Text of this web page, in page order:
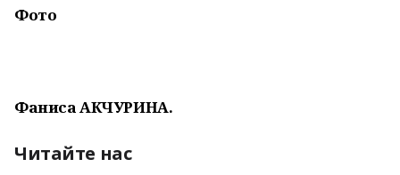
Фото
Фаниса АКЧУРИНА.
Читайте нас